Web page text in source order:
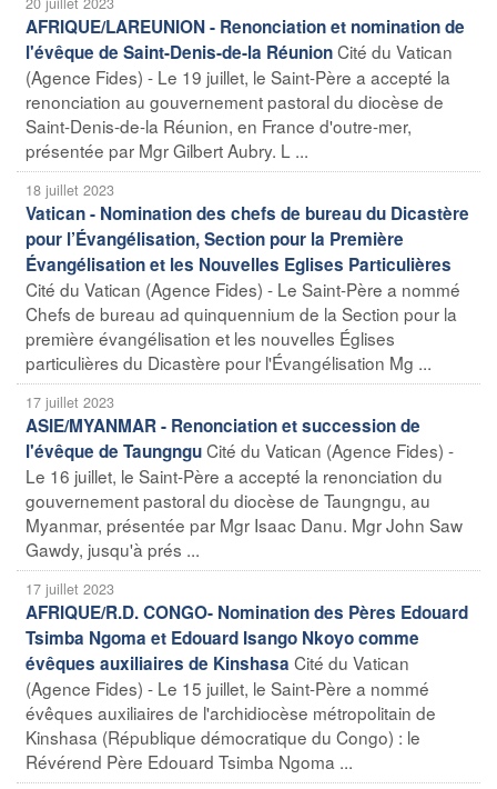
AFRIQUE/LAREUNION - Renonciation et nomination de
l'évêque de Saint-Denis-de-la RéunionCité du Vatican
(Agence Fides) - Le 19 juillet, le Saint-Père a accepté la
renonciation au gouvernement pastoral du diocèse de
Saint-Denis-de-la Réunion, en France d'outre-mer,
présentée par Mgr Gilbert Aubry. L ...
18 juillet 2023
Vatican - Nomination des chefs de bureau du Dicastère
pour l’Évangélisation, Section pour la Première
Évangélisation et les Nouvelles Eglises Particulières
Cité du Vatican (Agence Fides) - Le Saint-Père a nommé
Chefs de bureau ad quinquennium de la Section pour la
première évangélisation et les nouvelles Églises
particulières du Dicastère pour l'Évangélisation Mg ...
17 juillet 2023
ASIE/MYANMAR - Renonciation et succession de
l'évêque de TaungnguCité du Vatican (Agence Fides) -
Le 16 juillet, le Saint-Père a accepté la renonciation du
gouvernement pastoral du diocèse de Taungngu, au
Myanmar, présentée par Mgr Isaac Danu. Mgr John Saw
Gawdy, jusqu'à prés ...
17 juillet 2023
AFRIQUE/R.D. CONGO- Nomination des Pères Edouard
Tsimba Ngoma et Edouard Isango Nkoyo comme
évêques auxiliaires de Kinshasa Cité du Vatican
(Agence Fides) - Le 15 juillet, le Saint-Père a nommé
évêques auxiliaires de l'archidiocèse métropolitain de
Kinshasa (République démocratique du Congo) : le
Révérend Père Edouard Tsimba Ngoma ...